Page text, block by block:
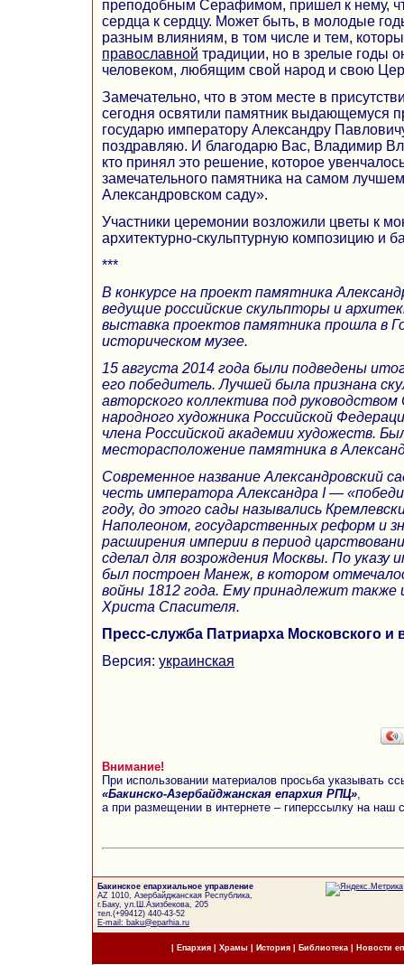
преподобным Серафимом, пришел к нему,
сердца к сердцу. Может быть, в молодые
разным влияниям, в том числе и тем,
православной традиции, но в зрелые годы
человеком, любящим свой народ и свою
Замечательно, что в этом месте в
сегодня освятили памятник выдающемуся
государю императору Александру
поздравляю. И благодарю Вас, Владимир
кто принял это решение, которое
замечательного памятника на самом
Александровском саду».
Участники церемонии возложили цветы к
архитектурно-скульптурную композицию и
***
В конкурсе на проект памятника
ведущие российские скульпторы и
выставка проектов памятника прошла в
историческом музее.
15 августа 2014 года были подведены
его победитель. Лучшей была признана
авторского коллектива под
народного художника Российской
члена Российской академии художеств.
месторасположение памятника в
Современное название Александровский
честь императора Александра I —
году, до этого сады назывались
Наполеоном, государственных реформ и
расширения империи в период
сделал для возрождения Москвы. По указу
был построен Манеж, в котором
войны 1812 года. Ему принадлежит также
Христа Cпасителя.
Пресс-служба Патриарха Московского и
Версия: украинская
Внимание!
При использовании материалов просьба указывать
«Бакинско-Азербайджанская епархия РПЦ»
а при размещении в интернете – гиперссылку на наш
Бакинское епархиальное управление
AZ 1010, Азербайджанская Республика,
г.Баку, ул.Ш.Азизбекова, 205
тел.(+99412) 440-43-52
E-mail: baku@eparhia.ru
Епархия| Храмы История| Библиотека Новости